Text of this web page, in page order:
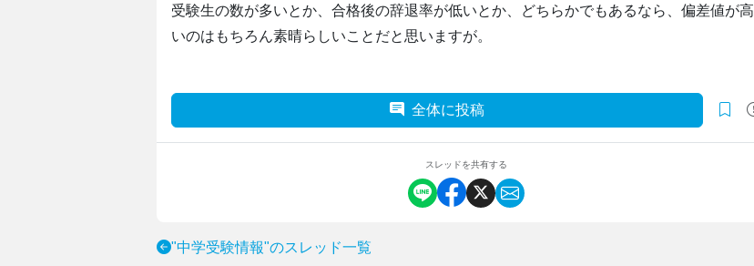
受験生の数が多いとか、合格後の辞退率が低いとか、どちらかでもあるなら、偏差値が高
いのはもちろん素晴らしいことだと思いますが。
全体に投稿
スレッドを共有する
"中学受験情報"のスレッド一覧